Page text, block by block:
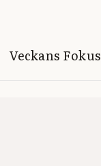
Veckans Fokus